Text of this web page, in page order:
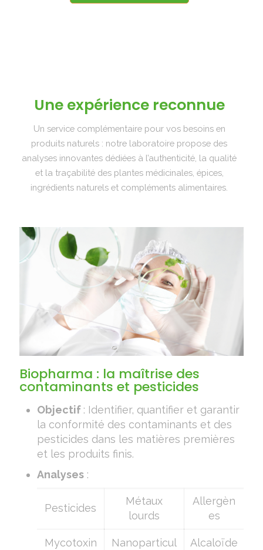
Une expérience reconnue
Un service complémentaire pour vos besoins en
produits naturels : notre laboratoire propose des
analyses innovantes dédiées à l’authenticité, la qualité
et la traçabilité des plantes médicinales, épices,
ingrédients naturels et compléments alimentaires.
Biopharma : la maîtrise des
contaminants et pesticides
Objectif : Identifier, quantifier et garantir
la conformité des contaminants et des
pesticides dans les matières premières
et les produits finis.
Analyses :
Pesticides
Métaux
lourds
Allergèn
es
Mycotoxin
Nanoparticul
Alcaloïde